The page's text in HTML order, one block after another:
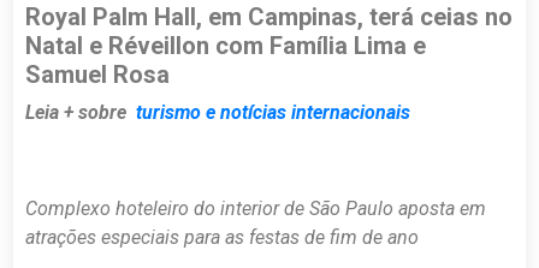
Royal Palm Hall, em Campinas, terá ceias no
Natal e Réveillon com Família Lima e
Samuel Rosa
Leia + sobre turismo e notícias internacionais
Complexo hoteleiro do interior de São Paulo aposta em
atrações especiais para as festas de fim de ano